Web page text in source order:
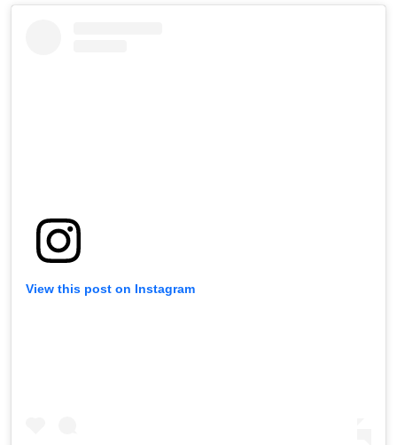
View this post on Instagram